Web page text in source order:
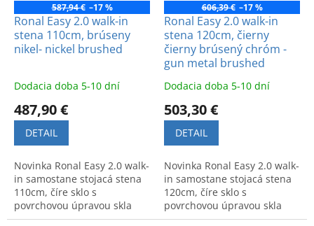
587,94 € –17 %
Ronal Easy 2.0 walk-in
stena 110cm, brúseny
nikel- nickel brushed
Dodacia doba 5-10 dní
487,90 €
DETAIL
Novinka Ronal Easy 2.0 walk-
in samostane stojacá stena
110cm, číre sklo s
povrchovou úpravou skla
AquaPerla, profil brúseny
606,39 € –17 %
Ronal Easy 2.0 walk-in
stena 120cm, čierny
čierny brúsený chróm -
gun metal brushed
Dodacia doba 5-10 dní
503,30 €
DETAIL
Novinka Ronal Easy 2.0 walk-
in samostane stojacá stena
120cm, číre sklo s
povrchovou úpravou skla
AquaPerla, profil čierny